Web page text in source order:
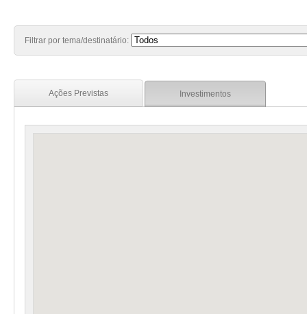
Filtrar por tema/destinatário:
Ações Previstas Investimentos